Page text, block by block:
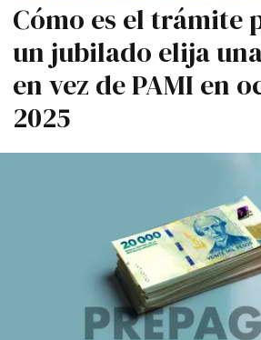
Cómo es el trámite
un jubilado elija
en vez de PAMI en
2025